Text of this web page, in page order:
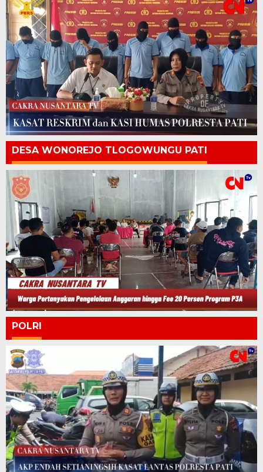
DESA WONOREJO TLOGOWUNGU PATI
POLRI